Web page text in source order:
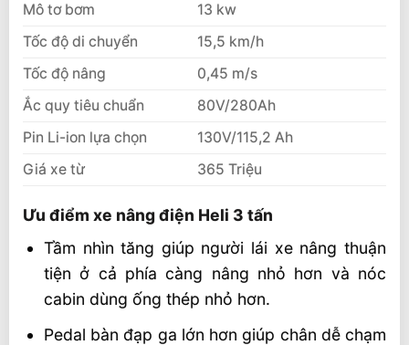
Mô tơ bơm
13 kw
Tốc độ di chuyển
15,5 km/h
Tốc độ nâng
0,45 m/s
Ắc quy tiêu chuẩn
80V/280Ah
Pin Li-ion lựa chọn
130V/115,2 Ah
Giá xe từ
365 Triệu
Ưu điểm xe nâng điện Heli 3 tấn
Tầm nhìn tăng giúp người lái xe nâng thuận
tiện ở cả phía càng nâng nhỏ hơn và nóc
cabin dùng ống thép nhỏ hơn.
Pedal bàn đạp ga lớn hơn giúp chân dễ chạm